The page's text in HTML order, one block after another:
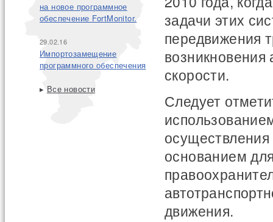
задачи этих
передвижения
скорости.
Следует
основанием
движения.
на новое программное
обеспечение FortMonitor.
29.02.16
Импортозамещение
программного обеспечения
▸ Все новости